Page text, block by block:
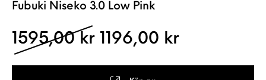
Fubuki Niseko 3.0 Low Pink
1595,00 kr Det ursprungliga
1196,00 krDet